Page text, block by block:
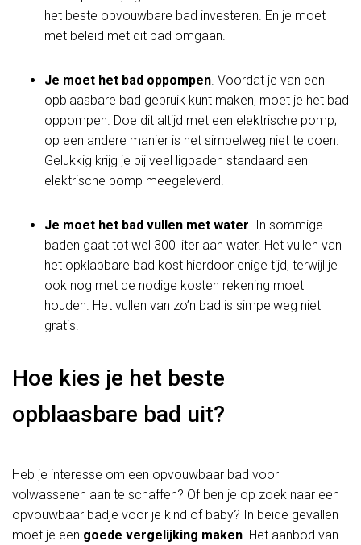
het beste opvouwbare bad investeren. En je moet
met beleid met dit bad omgaan.
Je moet het bad oppompen. Voordat je van een
opblaasbare bad gebruik kunt maken, moet je het bad
oppompen. Doe dit altijd met een elektrische pomp;
op een andere manier is het simpelweg niet te doen.
Gelukkig krijg je bij veel ligbaden standaard een
elektrische pomp meegeleverd.
Je moet het bad vullen met water. In sommige
baden gaat tot wel 300 liter aan water. Het vullen van
het opklapbare bad kost hierdoor enige tijd, terwijl je
ook nog met de nodige kosten rekening moet
houden. Het vullen van zo’n bad is simpelweg niet
gratis.
Hoe kies je het beste
opblaasbare bad uit?
Heb je interesse om een opvouwbaar bad voor
volwassenen aan te schaffen? Of ben je op zoek naar een
opvouwbaar badje voor je kind of baby? In beide gevallen
moet je een goede vergelijking maken. Het aanbod van